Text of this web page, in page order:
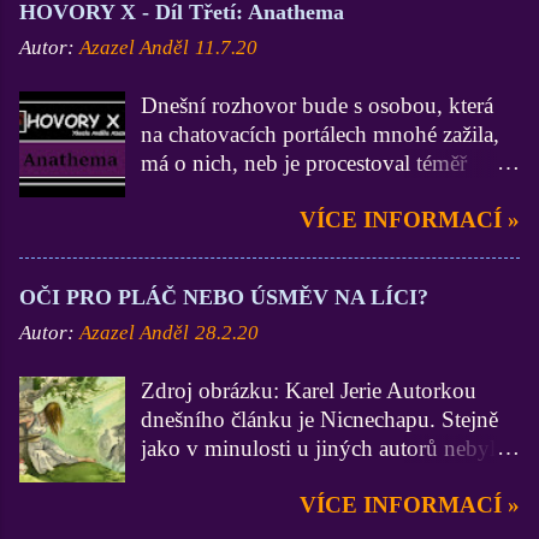
HOVORY X - Díl Třetí: Anathema
Autor:Azazel Anděl 11.7.20
Dnešní rozhovor bude s osobou, která
na chatovacích portálech mnohé zažila,
má o nich, neb je procestoval téměř
zkušenosti (zdatnější už jsem asi jen Já
funkcionářství, neb byl administrátorem
na 3 portálech, Lidé.cz, BezvaChat.cz a
SuperPokec.cz. Krom toho, nejen na
Stálého správce. Dámy a pánové, mistr
Anathema. Ty jsi začínal na portálu
Lidé.cz a vím, že dodnes na něj nedáš
Seznam rozhodl staré dobré Lidéčko
VÍCE INFORMACÍ »
OČI PRO PLÁČ NEBO ÚSMĚV NA LÍCI?
Autor:Azazel Anděl 28.2.20
Zdroj obrázku: Karel Jerie Autorkou
dnešního článku je Nicnechapu. Stejně
jako v minulosti u jiných autorů nebylo
A to by z mých úvodních liter stačilo,
VÍCE INFORMACÍ »